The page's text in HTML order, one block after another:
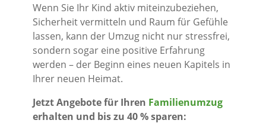
Wenn Sie Ihr Kind aktiv miteinzubeziehen,
Sicherheit vermitteln und Raum für Gefühle
lassen, kann der Umzug nicht nur stressfrei,
sondern sogar eine positive Erfahrung
werden – der Beginn eines neuen Kapitels in
Ihrer neuen Heimat.
Jetzt Angebote für Ihren Familienumzug
erhalten und bis zu 40 % sparen: